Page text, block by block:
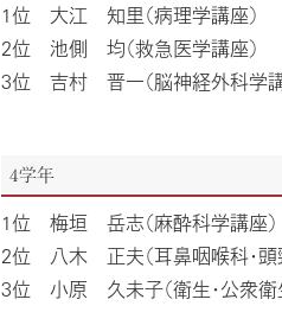
1位 大江 知里（病理学講座）
2位 池側 均（救急医学講座）
3位 吉村 晋⼀（脳神経外科学講
4学年
1位 梅垣 岳志（⿇酔科学講座）
2位 八木 正夫（耳鼻咽喉科・頭
3位 小原 久未子（衛生・公衆衛